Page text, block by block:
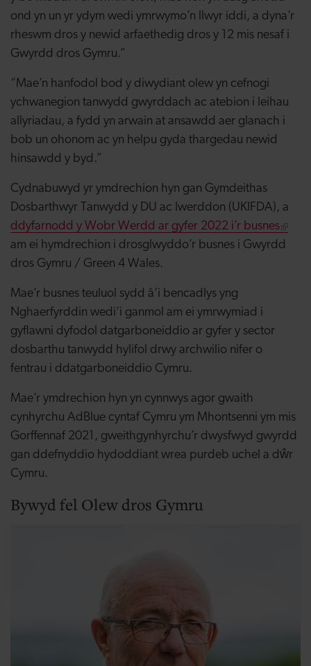
ond yn un yr ydym wedi ymrwymo’n llwyr iddi, a dyna’r
rheswm dros y newid arfaethedig dros y 12 mis nesaf i
Gwyrdd dros Gymru.”
“Mae’n hanfodol bod y diwydiant olew yn cefnogi
ychwanegion tanwydd gwyrddach ac atebion i leihau
allyriadau, a fydd yn arwain at ansawdd aer glanach i
bob un ohonom ac yn helpu gyda thargedau newid
hinsawdd y byd.”
Cydnabuwyd yr ymdrechion hyn gan Gymdeithas
Dosbarthwyr Tanwydd y DU ac Iwerddon (UKIFDA), a
ddyfarnodd y Wobr Werdd ar gyfer 2022 i’r busnes
am ei hymdrechion i drosglwyddo’r busnes i Gwyrdd
dros Gymru / Green 4 Wales.
Mae’r busnes teuluol sydd â’i bencadlys yng
Nghaerfyrddin wedi’i ganmol am ei ymrwymiad i
gyflawni dyfodol datgarboneiddio ar gyfer y sector
dosbarthu tanwydd hylifol drwy archwilio nifer o
fentrau i ddatgarboneiddio Cymru.
Mae’r ymdrechion hyn yn cynnwys agor gwaith
cynhyrchu AdBlue cyntaf Cymru ym Mhontsenni ym mis
Gorffennaf 2021, gweithgynhyrchu’r dwysfwyd gwyrdd
gan ddefnyddio hydoddiant wrea purdeb uchel a dŵr
Cymru.
Bywyd fel Olew dros Gymru